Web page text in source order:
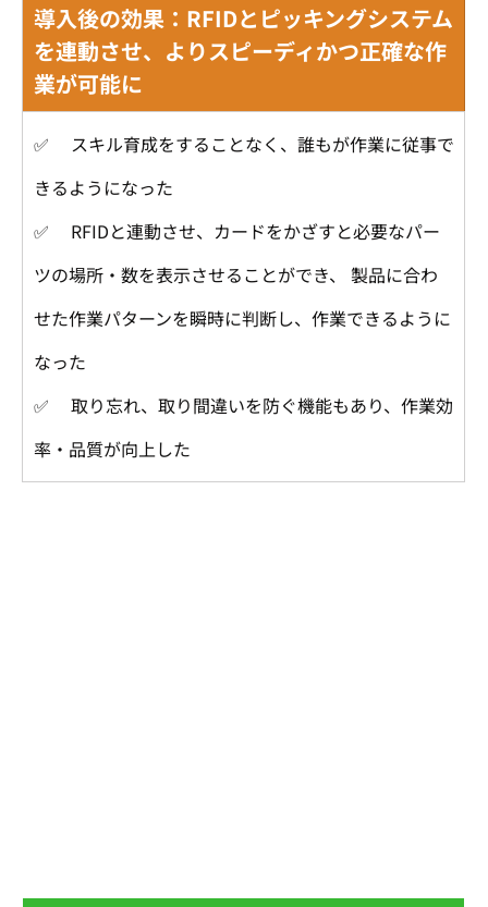
導入後の効果：RFIDとピッキングシステム
を連動させ、よりスピーディかつ正確な作
業が可能に
✅ 　スキル育成をすることなく、誰もが作業に従事で
きるようになった
✅ 　RFIDと連動させ、カードをかざすと必要なパー
ツの場所・数を表示させることができ、 製品に合わ
せた作業パターンを瞬時に判断し、作業できるように
なった
✅ 　取り忘れ、取り間違いを防ぐ機能もあり、作業効
率・品質が向上した